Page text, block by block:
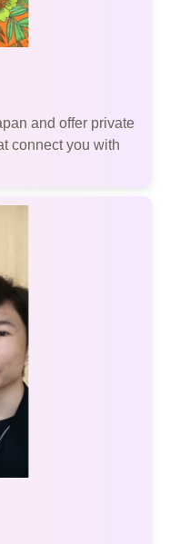
and offer private
connect you with